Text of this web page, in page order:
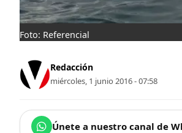
Foto: Referencial
Redacción
miércoles, 1 junio 2016 - 07:58
Únete a nuestro canal de